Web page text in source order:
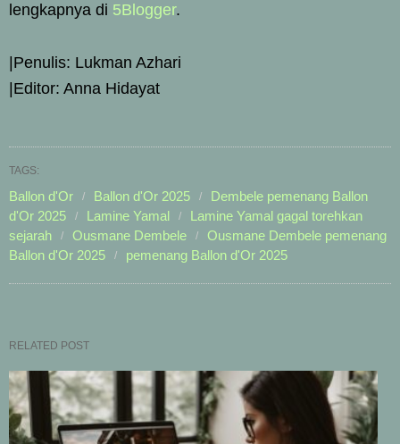
lengkapnya di 5Blogger.
|Penulis: Lukman Azhari
|Editor: Anna Hidayat
TAGS:
Ballon d'Or Ballon d'Or 2025
Dembele pemenang Ballon
d'Or 2025
Lamine Yamal
Lamine Yamal gagal torehkan
sejarah
Ousmane Dembele
Ousmane Dembele pemenang
Ballon d'Or 2025
pemenang Ballon d'Or 2025
RELATED POST